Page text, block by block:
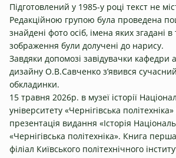
Підготовлений у 1985-у році текст не
Редакційною групою була проведена
знайдені фото осіб, імена яких згадані в
зображення були долучені до нарису.
Завдяки допомозі завідувачки кафедри
дизайну О.В.Савченко з’явився
обкладинки.
15 травня 2026р. в музеї історії
університету «Чернігівська політехніка»
презентація видання «Історія
«Чернігівська політехніка». Книга
філіал Київського політехнічного